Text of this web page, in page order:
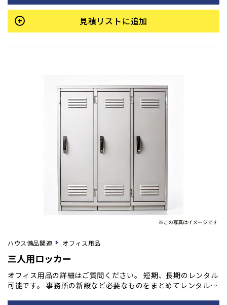
見積リストに追加
ハウス備品関連 オフィス用品
三人用ロッカー
オフィス用品の詳細はご質問ください。 短期、長期のレンタル
可能です。 事務所の新設など必要なものをまとめてレンタル